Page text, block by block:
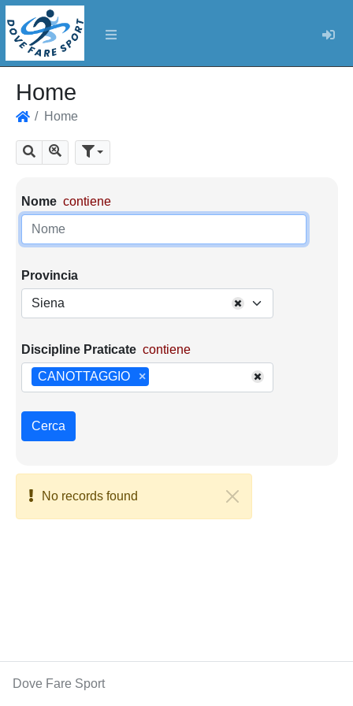
Home
Home
Cerca Mostra tutti i risultati
Parametri di ricerca
Nome contiene
Provincia
Siena
Discipline Praticate contiene
×
CANOTTAGGIO
Cerca
No records found
Dove Fare Sport